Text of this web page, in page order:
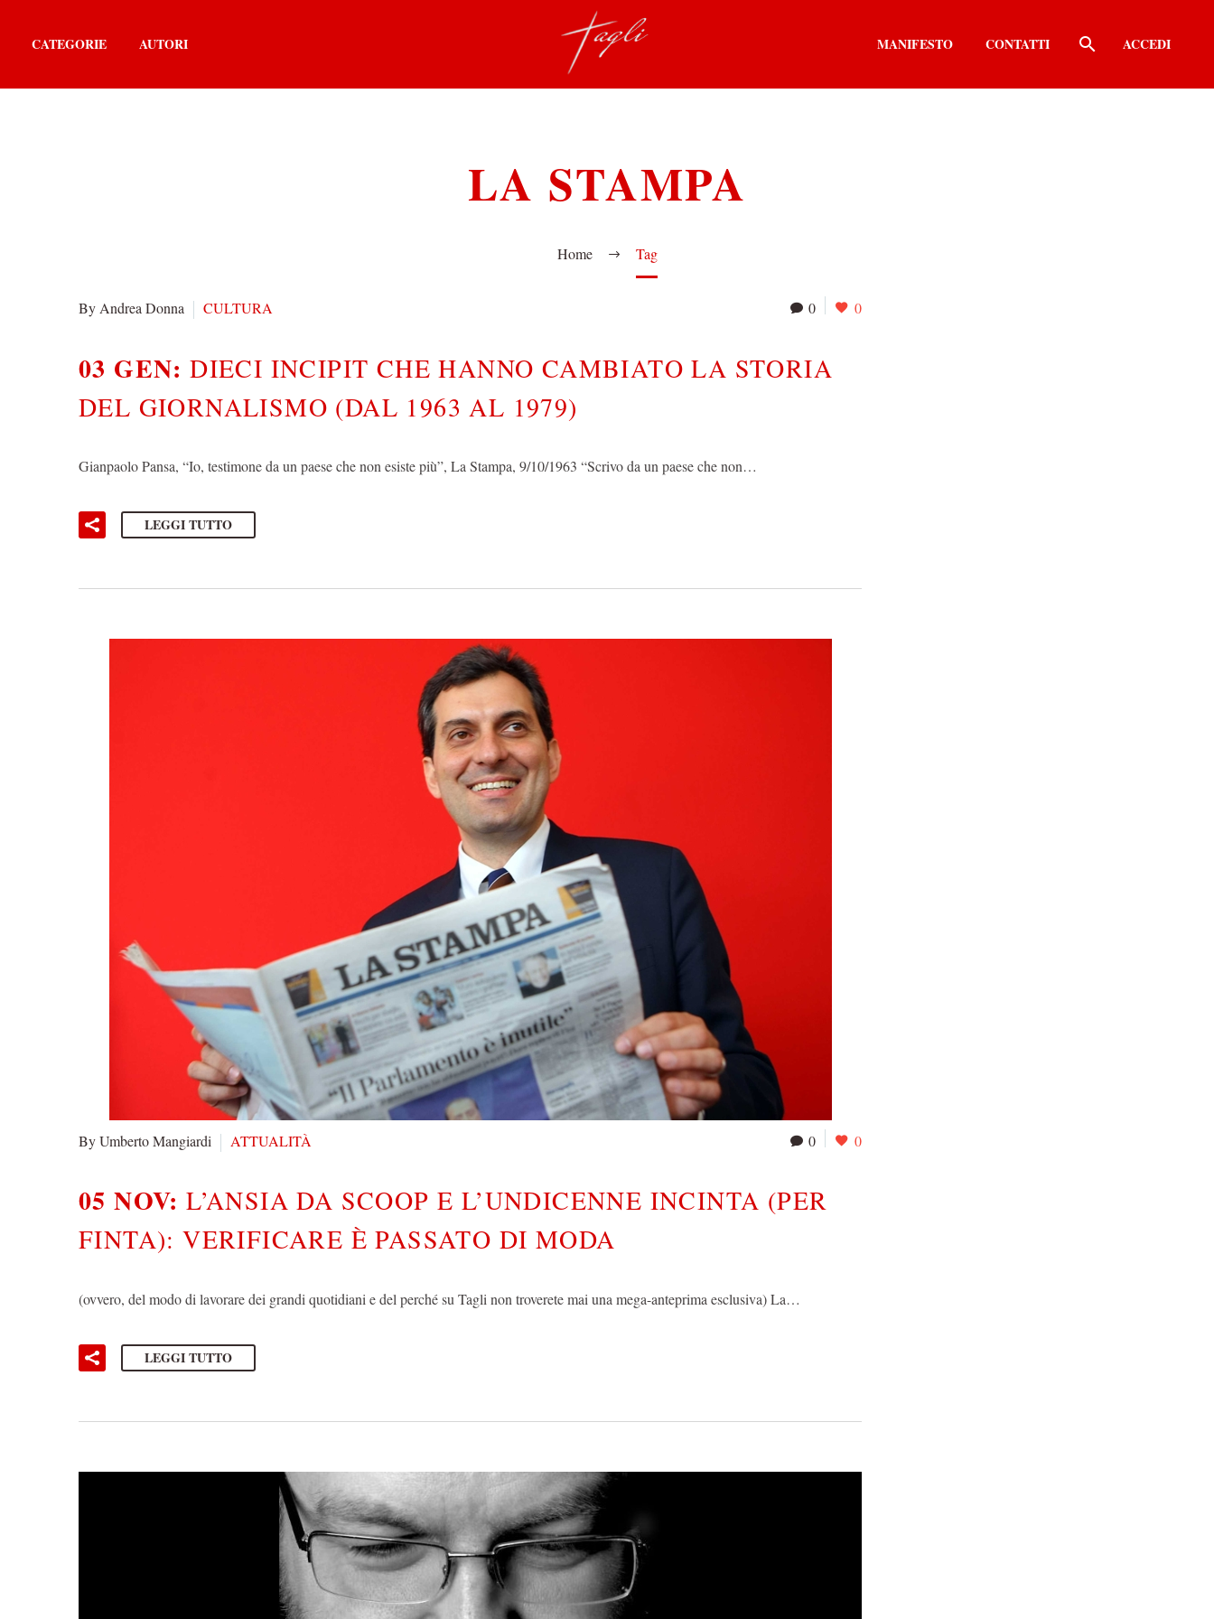
CATEGORIE AUTORI MANIFESTO CONTATTI ACCEDI
LA STAMPA
Home Tag
0 0
By Andrea Donna CULTURA
03 GEN:DIECI INCIPIT CHE HANNO CAMBIATO LA STORIA
DEL GIORNALISMO (DAL 1963 AL 1979)
Gianpaolo Pansa, “Io, testimone da un paese che non esiste più”, La Stampa, 9/10/1963 “Scrivo da un paese che non…
LEGGI TUTTO
0 0
By Umberto Mangiardi ATTUALITÀ
05 NOV:L’ANSIA DA SCOOP E L’UNDICENNE INCINTA (PER
FINTA): VERIFICARE È PASSATO DI MODA
(ovvero, del modo di lavorare dei grandi quotidiani e del perché su Tagli non troverete mai una mega-anteprima esclusiva) La…
LEGGI TUTTO